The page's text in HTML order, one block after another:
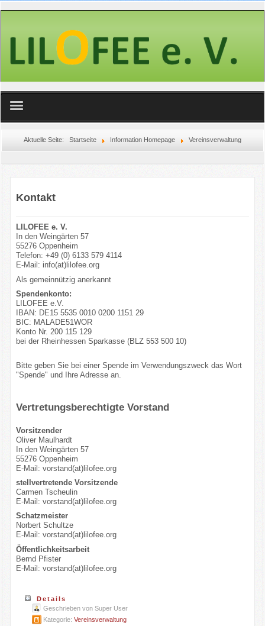
Projekte
Interne Infos
Bildergalerie Paradies
Aktuelle Seite: Startseite Information Homepage Vereinsverwaltung
Kontakt
LILOFEE e. V.
In den Weingärten 57
55276 Oppenheim
Telefon: +49 (0) 6133 579 4114
E-Mail: info(at)lilofee.org
Als gemeinnützig anerkannt
Spendenkonto:
LILOFEE e.V.
IBAN: DE15 5535 0010 0200 1151 29
BIC: MALADE51WOR
Konto Nr. 200 115 129
bei der Rheinhessen Sparkasse (BLZ 553 500 10)
Bitte geben Sie bei einer Spende im Verwendungszweck das Wort
"Spende" und Ihre Adresse an.
Vertretungsberechtigte Vorstand
Vorsitzender
Oliver Maulhardt
In den Weingärten 57
55276 Oppenheim
E-Mail: vorstand(at)lilofee.org
stellvertretende Vorsitzende
Carmen Tscheulin
E-Mail: vorstand(at)lilofee.org
Schatzmeister
Norbert Schultze
E-Mail: vorstand(at)lilofee.org
Öffentlichkeitsarbeit
Bernd Pfister
E-Mail: vorstand(at)lilofee.org
Details
Geschrieben von Super User
Kategorie: Vereinsverwaltung